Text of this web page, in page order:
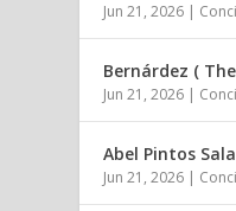
Jun 21, 2026 |
Bernárdez (
Jun 21, 2026 |
Abel Pintos
Jun 21, 2026 |